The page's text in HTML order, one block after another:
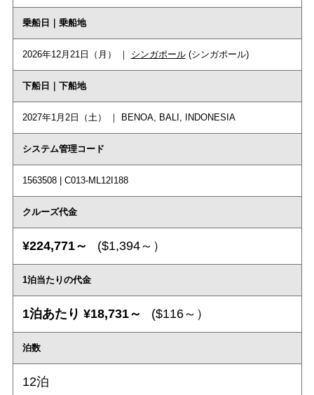
乗船日｜乗船地
2026年12月21日（月） ｜ シンガポール(シンガポール)
下船日｜下船地
2027年1月2日（土） ｜ BENOA, BALI, INDONESIA
システム管理コード
1563508 | C013-ML12I188
クルーズ代金
¥224,771～ ($1,394～）
1泊当たりの代金
1泊あたり ¥18,731～ ($116～）
泊数
12泊